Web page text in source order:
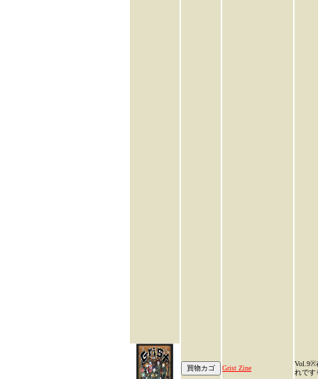
Grist Zine
Vol.9※
れで